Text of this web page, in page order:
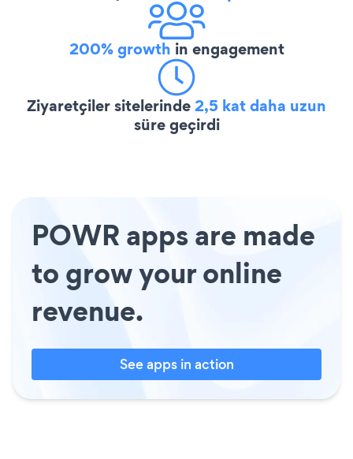
200% growth in engagement
Ziyaretçiler sitelerinde2,5 kat daha uzun
süre geçirdi
POWR apps are made
to grow your online
revenue.
See apps in action